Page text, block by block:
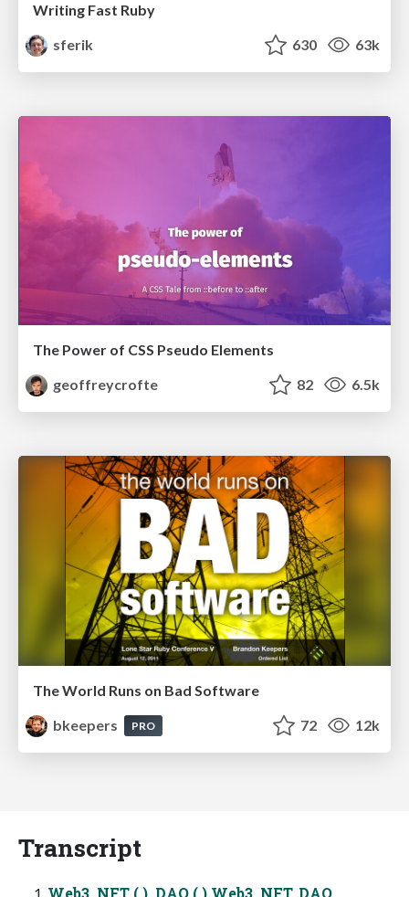
Writing Fast Ruby
sferik
630 63k
The Power of CSS Pseudo Elements
geoffreycrofte
82 6.5k
The World Runs on Bad Software
bkeepers
PRO 72 12k
Transcript
Web3, NFT ( ), DAO ( ) Web3, NFT, DAO